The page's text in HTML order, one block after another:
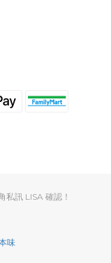
私訊 LISA 確認！
味